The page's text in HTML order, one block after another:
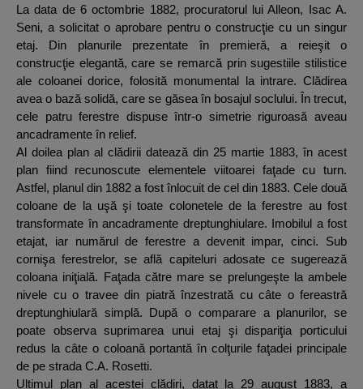
La data de 6 octombrie 1882, procuratorul lui Alleon, Isac A.
Seni, a solicitat o aprobare pentru o construcţie cu un singur
etaj. Din planurile prezentate în premieră, a reieşit o
construcţie elegantă, care se remarcă prin sugestiile stilistice
ale coloanei dorice, folosită monumental la intrare. Clădirea
avea o bază solidă, care se găsea în bosajul soclului. În trecut,
cele patru ferestre dispuse într-o simetrie riguroasă aveau
ancadramente în relief.
Al doilea plan al clădirii datează din 25 martie 1883, în acest
plan fiind recunoscute elementele viitoarei faţade cu turn.
Astfel, planul din 1882 a fost înlocuit de cel din 1883. Cele două
coloane de la uşă şi toate colonetele de la ferestre au fost
transformate în ancadramente dreptunghiulare. Imobilul a fost
etajat, iar numărul de ferestre a devenit impar, cinci. Sub
cornişa ferestrelor, se află capiteluri adosate ce sugerează
coloana iniţială. Faţada către mare se prelungeşte la ambele
nivele cu o travee din piatră înzestrată cu câte o fereastră
dreptunghiulară simplă. După o comparare a planurilor, se
poate observa suprimarea unui etaj şi dispariţia porticului
redus la câte o coloană portantă în colţurile faţadei principale
de pe strada C.A. Rosetti.
Ultimul plan al acestei clădiri, datat la 29 august 1883, a